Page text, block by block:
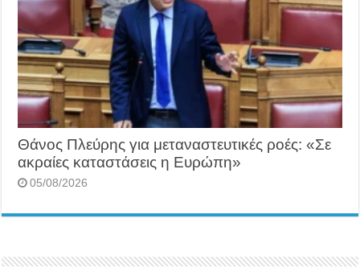
Θάνος Πλεύρης για μεταναστευτικές ροές: «Σε
ακραίες καταστάσεις η Ευρώπη»
05/08/2026